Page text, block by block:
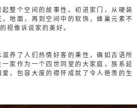
整个空间的故事性。初进家门，从硬装
地面，再到空间中的软饰，蜂巢元素不
视像诉说家的美好。
养了人们热情好客的秉性，确如古语所
家作为一个四世同堂的大家庭，族系延
，包容大度的襟怀成就了令人艳羡的生